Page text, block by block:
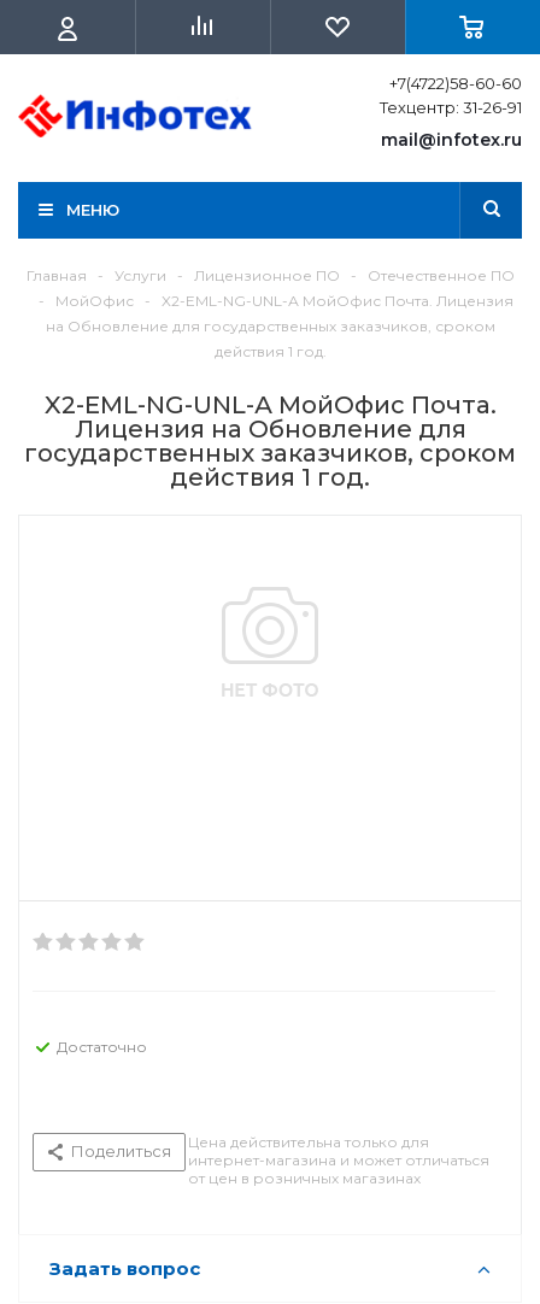
+7(4722)58-60-60
Техцентр: 31-26-91
mail@infotex.ru
МЕНЮ
Главная - Услуги - Лицензионное ПО -
Отечественное ПО
-
МойОфис -
X2-EML-NG-UNL-А МойОфис Почта. Лицензия
на Обновление для государственных заказчиков, сроком
действия 1 год.
X2-EML-NG-UNL-А МойОфис Почта.
Лицензия на Обновление для
государственных заказчиков, сроком
действия 1 год.
Достаточно
Поделиться
Цена действительна только для
интернет-магазина и может отличаться
от цен в розничных магазинах
Задать вопрос